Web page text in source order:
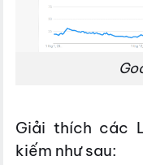
Giải thích các
kiếm như sau: